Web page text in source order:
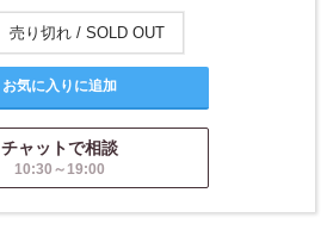
売り切れ / SOLD OUT
チャットで相談
10:30～19:00